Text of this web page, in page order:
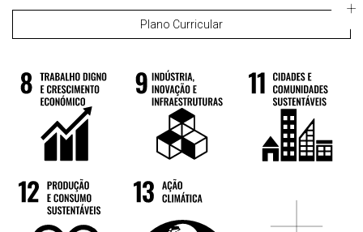
Plano Curricular